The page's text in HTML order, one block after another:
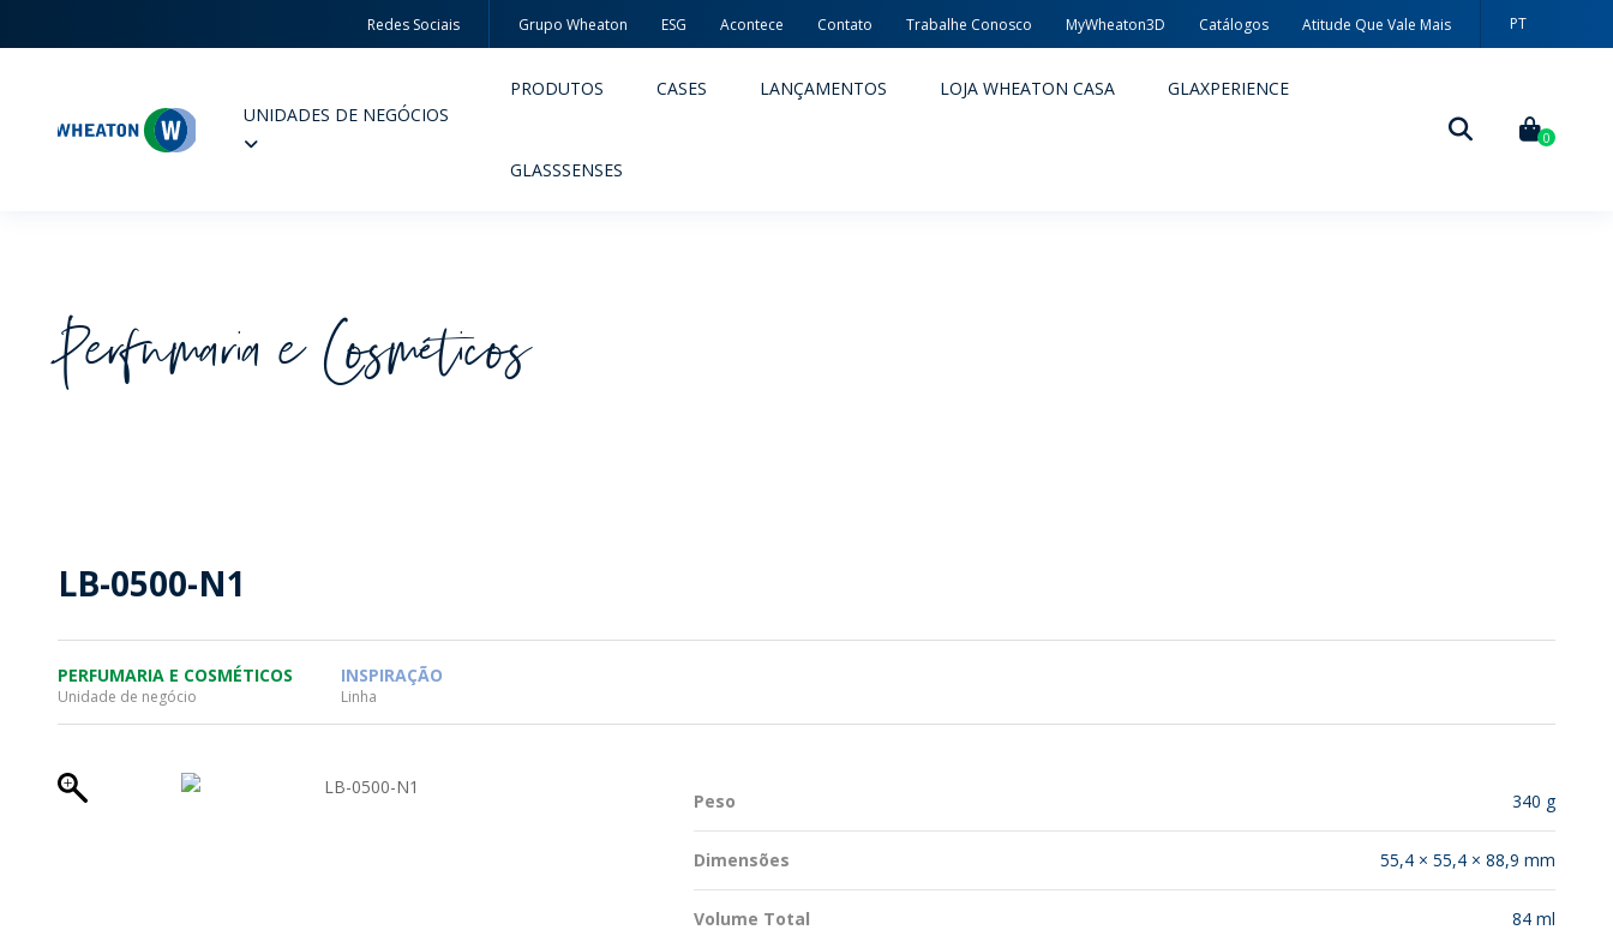
Redes Sociais Grupo Wheaton ESG Acontece Contato Trabalhe Conosco MyWheaton3D Catálogos Atitude Que Vale Mais
PT
Wheaton UNIDADES DE NEGÓCIOS
MYWHEATON3D
WHEATON CASA
PRODUTOS CASES LANÇAMENTOS LOJA WHEATON CASA GLAXPERIENCE
GLASSSENSES
0
Perfumaria e Cosméticos
LB-0500-N1
PERFUMARIA E COSMÉTICOS
Unidade de negócio
INSPIRAÇÃO
Linha
Peso 340 g
Dimensões 55,4 × 55,4 × 88,9 mm
Volume Total 84 ml